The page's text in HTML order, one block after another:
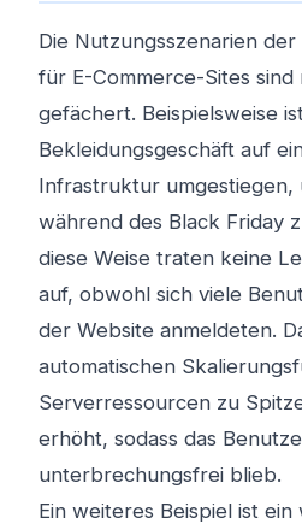
Die Nutzungsszenarien
für E-Commerce-Sites
gefächert. Beispielsweise
Bekleidungsgeschäft auf
Infrastruktur umgestiegen,
während des Black Friday
diese Weise traten keine
auf, obwohl sich viele
der Website anmeldeten.
automatischen
Serverressourcen zu
erhöht, sodass das
unterbrechungsfrei blieb.
Ein weiteres Beispiel ist